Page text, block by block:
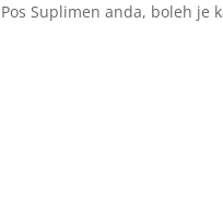
Suplimen anda, boleh je